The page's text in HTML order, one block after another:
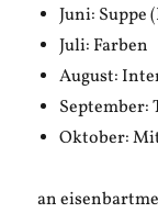
Juni: Suppe
Juli: Farben
August:
September:
Oktober:
an